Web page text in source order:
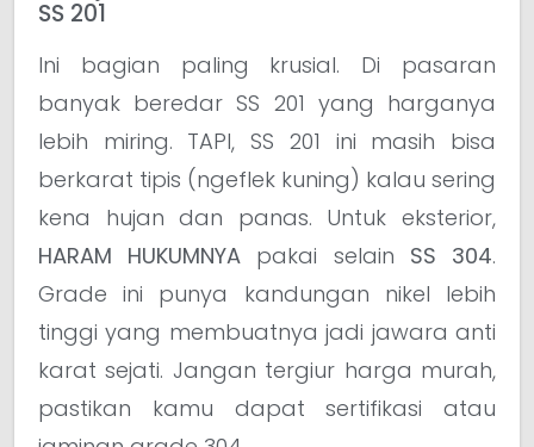
SS 201
Ini bagian paling krusial. Di pasaran
banyak beredar SS 201 yang harganya
lebih miring. TAPI, SS 201 ini masih bisa
berkarat tipis (ngeflek kuning) kalau sering
kena hujan dan panas. Untuk eksterior,
HARAM HUKUMNYA pakai selain SS 304.
Grade ini punya kandungan nikel lebih
tinggi yang membuatnya jadi jawara anti
karat sejati. Jangan tergiur harga murah,
pastikan kamu dapat sertifikasi atau